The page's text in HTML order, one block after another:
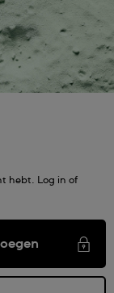
hebt. Log in of